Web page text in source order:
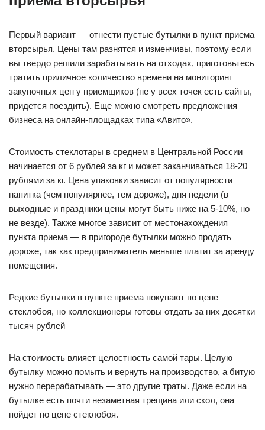
Первый вариант — отнести пустые бутылки в пункт приема
вторсырья. Цены там разнятся и изменчивы, поэтому если
вы твердо решили зарабатывать на отходах, приготовьтесь
тратить приличное количество времени на мониторинг
закупочных цен у приемщиков (не у всех точек есть сайты,
придется поездить). Еще можно смотреть предложения
бизнеса на онлайн-площадках типа «Авито».
Стоимость стеклотары в среднем в Центральной России
начинается от 6 рублей за кг и может заканчиваться 18-20
рублями за кг. Цена упаковки зависит от популярности
напитка (чем популярнее, тем дороже), дня недели (в
выходные и праздники цены могут быть ниже на 5-10%, но
не везде). Также многое зависит от местонахождения
пункта приема — в пригороде бутылки можно продать
дороже, так как предприниматель меньше платит за аренду
помещения.
Редкие бутылки в пункте приема покупают по цене
стеклобоя, но коллекционеры готовы отдать за них десятки
тысяч рублей
На стоимость влияет целостность самой тары. Целую
бутылку можно помыть и вернуть на производство, а битую
нужно перерабатывать — это другие траты. Даже если на
бутылке есть почти незаметная трещина или скол, она
пойдет по цене стеклобоя.